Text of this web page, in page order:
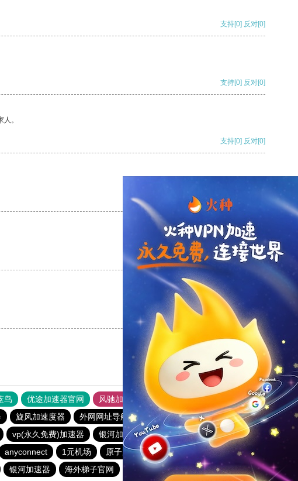
支持[0] 反对[0]
支持[0] 反对[0]
。
支持[0] 反对[0]
支持
支持[0] 反对[0]
支持[0] 反对[0]
鸟 优途加速器官网 风驰加速器
旋风加速器
旋风加速度器 外网网址导航 软件中心
银河加速器
vp(永久免费)加速器 银河加速器 番石榴加速器
hammer加速器
anyconnect 1元机场 原子加速器 银河加速器
anyconnect
银河加速器 海外梯子官网 vp(永久免费)加速器